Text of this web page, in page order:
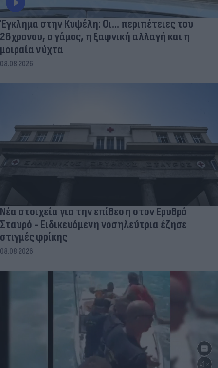
Έγκλημα στην Κυψέλη: Οι... περιπέτειες του
26χρονου, ο γάμος, η ξαφνική αλλαγή και η
μοιραία νύχτα
08.08.2026
Νέα στοιχεία για την επίθεση στον Ερυθρό
Σταυρό - Ειδικευόμενη νοσηλεύτρια έζησε
στιγμές φρίκης
08.08.2026